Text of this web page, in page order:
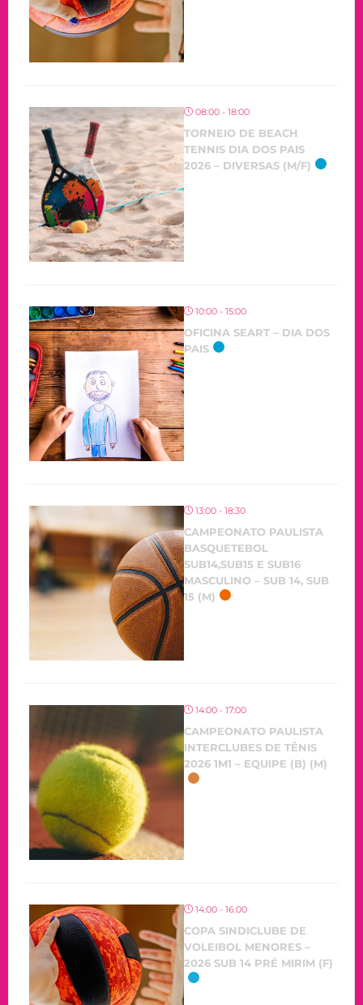
08:00 - 18:00
TORNEIO DE BEACH
TENNIS DIA DOS PAIS
2026 – DIVERSAS (M/F)
10:00 - 15:00
OFICINA SEART – DIA DOS
PAIS
13:00 - 18:30
CAMPEONATO PAULISTA
BASQUETEBOL
SUB14,SUB15 E SUB16
MASCULINO – SUB 14, SUB
15 (M)
14:00 - 17:00
CAMPEONATO PAULISTA
INTERCLUBES DE TÊNIS
2026 1M1 – EQUIPE (B) (M)
14:00 - 16:00
COPA SINDICLUBE DE
VOLEIBOL MENORES –
2026 SUB 14 PRÉ MIRIM (F)